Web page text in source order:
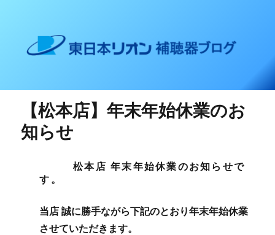
東日本リオン 補聴器ブログ
【松本店】年末年始休業のお
知らせ
松本店 年末年始休業のお知らせで
す。
当店 誠に勝手ながら下記のとおり年末年始休業
させていただきます。